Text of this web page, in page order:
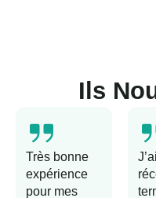
Ils
Très bonne
expérience
pour mes
J’ai